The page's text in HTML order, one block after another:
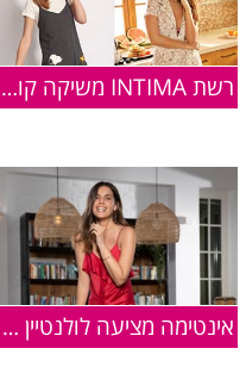
רשת INTIMA משיקה קולקציה בשיתוף פעולה עם המותג האהוב "סנופי"
אינטימה מציעה לולנטיין דיי: קולקציה מלאת אהבה